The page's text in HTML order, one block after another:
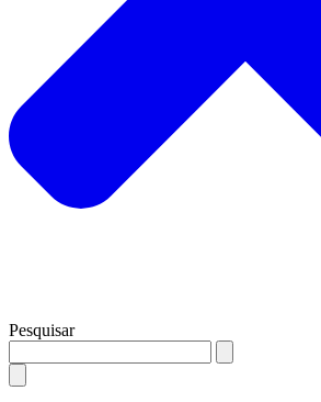
Pesquisar